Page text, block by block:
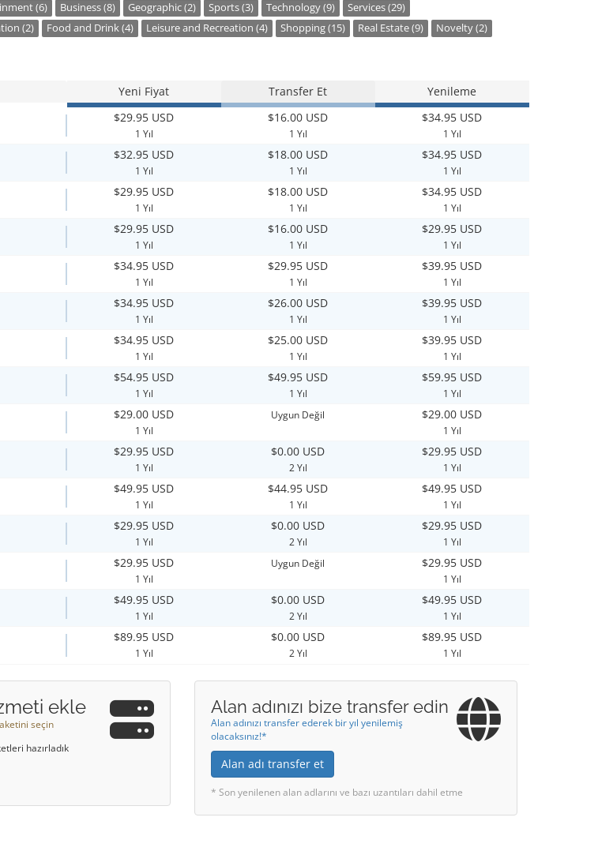
(6) Business (8) Geographic (2) Sports (3) Technology (9)
Services (29)
(2) Food and Drink (4) Leisure and Recreation (4) Shopping (15) Real Estate (9)
Novelty (2)
Yeni Fiyat Transfer Et Yenileme
$29.95 USD
1 Yıl
$16.00 USD
1 Yıl
$34.95 USD
1 Yıl
$32.95 USD
1 Yıl
$18.00 USD
1 Yıl
$34.95 USD
1 Yıl
$29.95 USD
1 Yıl
$18.00 USD
1 Yıl
$34.95 USD
1 Yıl
$29.95 USD
1 Yıl
$16.00 USD
1 Yıl
$29.95 USD
1 Yıl
$34.95 USD
1 Yıl
$29.95 USD
1 Yıl
$39.95 USD
1 Yıl
$34.95 USD
1 Yıl
$26.00 USD
1 Yıl
$39.95 USD
1 Yıl
$34.95 USD
1 Yıl
$25.00 USD
1 Yıl
$39.95 USD
1 Yıl
$54.95 USD
1 Yıl
$49.95 USD
1 Yıl
$59.95 USD
1 Yıl
$29.00 USD
1 Yıl
Uygun Değil $29.00 USD
1 Yıl
$29.95 USD
1 Yıl
$0.00 USD
2 Yıl
$29.95 USD
1 Yıl
$49.95 USD
1 Yıl
$44.95 USD
1 Yıl
$49.95 USD
1 Yıl
$29.95 USD
1 Yıl
$0.00 USD
2 Yıl
$29.95 USD
1 Yıl
$29.95 USD
1 Yıl
Uygun Değil $29.95 USD
1 Yıl
$49.95 USD
1 Yıl
$0.00 USD
2 Yıl
$49.95 USD
1 Yıl
$89.95 USD
1 Yıl
$0.00 USD
2 Yıl
$89.95 USD
1 Yıl
ekle
seçin
hazırladık
Alan adınızı bize transfer edin
Alan adınızı transfer ederek bir yıl yenilemiş
olacaksınız!*
Alan adı transfer et
* Son yenilenen alan adlarını ve bazı uzantıları dahil etme